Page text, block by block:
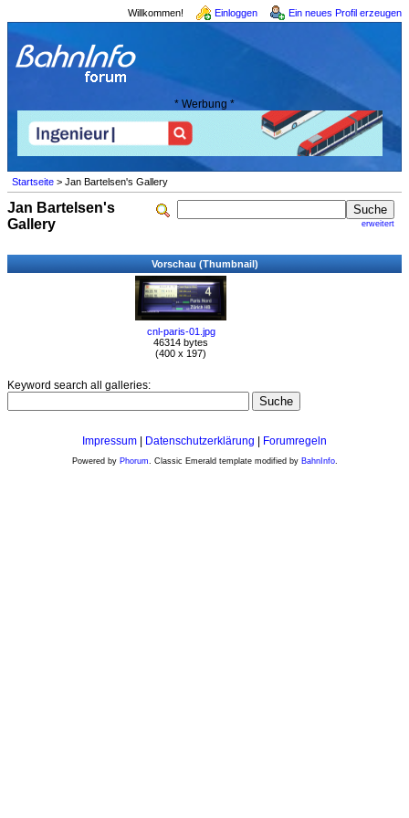
Willkommen! Einloggen Ein neues Profil erzeugen
* Werbung *
Startseite > Jan Bartelsen's Gallery
erweitert
Jan Bartelsen's
Gallery
Vorschau (Thumbnail)
cnl-paris-01.jpg
46314 bytes
(400 x 197)
Keyword search all galleries:
Impressum Datenschutzerklärung Forumregeln
Powered by Phorum. Classic Emerald template modified by BahnInfo.